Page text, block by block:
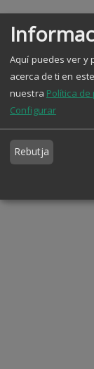
Aquí puedes ver y
acerca de ti en
nuestra Política
Configurar
Rebutja